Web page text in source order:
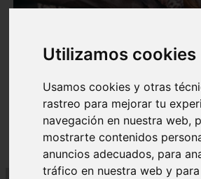
Utilizamos cookies
Usamos cookies y otras
rastreo para mejorar tu
navegación en nuestra web,
mostrarte contenidos
anuncios adecuados, para
tráfico en nuestra web y
En África harán lo que parecía
moléculas de agua para cocinar